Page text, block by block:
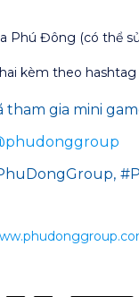
Phú Đông (có thể
kèm theo hashtag
gia mini